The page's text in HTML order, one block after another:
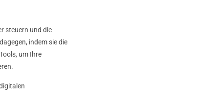
steuern und die
indem sie die
um Ihre